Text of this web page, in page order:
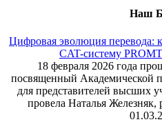
Наш
Цифровая эволюция перевода:
CAT-систему
18 февраля 2026 года
посвященный Академической
для представителей высших
провела Наталья Железняк,